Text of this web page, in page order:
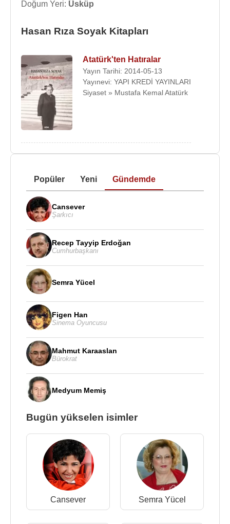
Doğum Yeri: Üsküp
Hasan Rıza Soyak Kitapları
Atatürk'ten Hatıralar
Yayın Tarihi: 2014-05-13
Yayınevi: YAPI KREDİ YAYINLARI
Siyaset » Mustafa Kemal Atatürk
Popüler Yeni Gündemde
Cansever
Şarkıcı
Recep Tayyip Erdoğan
Cumhurbaşkanı
Semra Yücel
Figen Han
Sinema Oyuncusu
Mahmut Karaaslan
Bürokrat
Medyum Memiş
Bugün yükselen isimler
Cansever Semra Yücel